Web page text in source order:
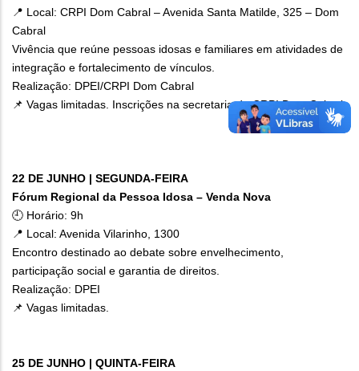
📍 Local: CRPI Dom Cabral – Avenida Santa Matilde, 325 – Dom
Cabral
Vivência que reúne pessoas idosas e familiares em atividades de
integração e fortalecimento de vínculos.
Realização: DPEI/CRPI Dom Cabral
📌 Vagas limitadas. Inscrições na secretaria do CRPI Dom Cabral.
22 DE JUNHO | SEGUNDA-FEIRA
Fórum Regional da Pessoa Idosa – Venda Nova
🕘 Horário: 9h
📍 Local: Avenida Vilarinho, 1300
Encontro destinado ao debate sobre envelhecimento,
participação social e garantia de direitos.
Realização: DPEI
📌 Vagas limitadas.
25 DE JUNHO | QUINTA-FEIRA